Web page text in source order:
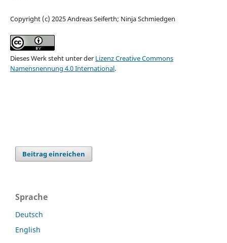
Copyright (c) 2025 Andreas Seiferth; Ninja Schmiedgen
Dieses Werk steht unter der Lizenz Creative Commons
Namensnennung 4.0 International.
Beitrag einreichen
Sprache
Deutsch
English